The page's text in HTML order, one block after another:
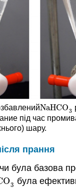
NaHCO3
NaHCO3
під час
шару.
прання
була базова
33 була